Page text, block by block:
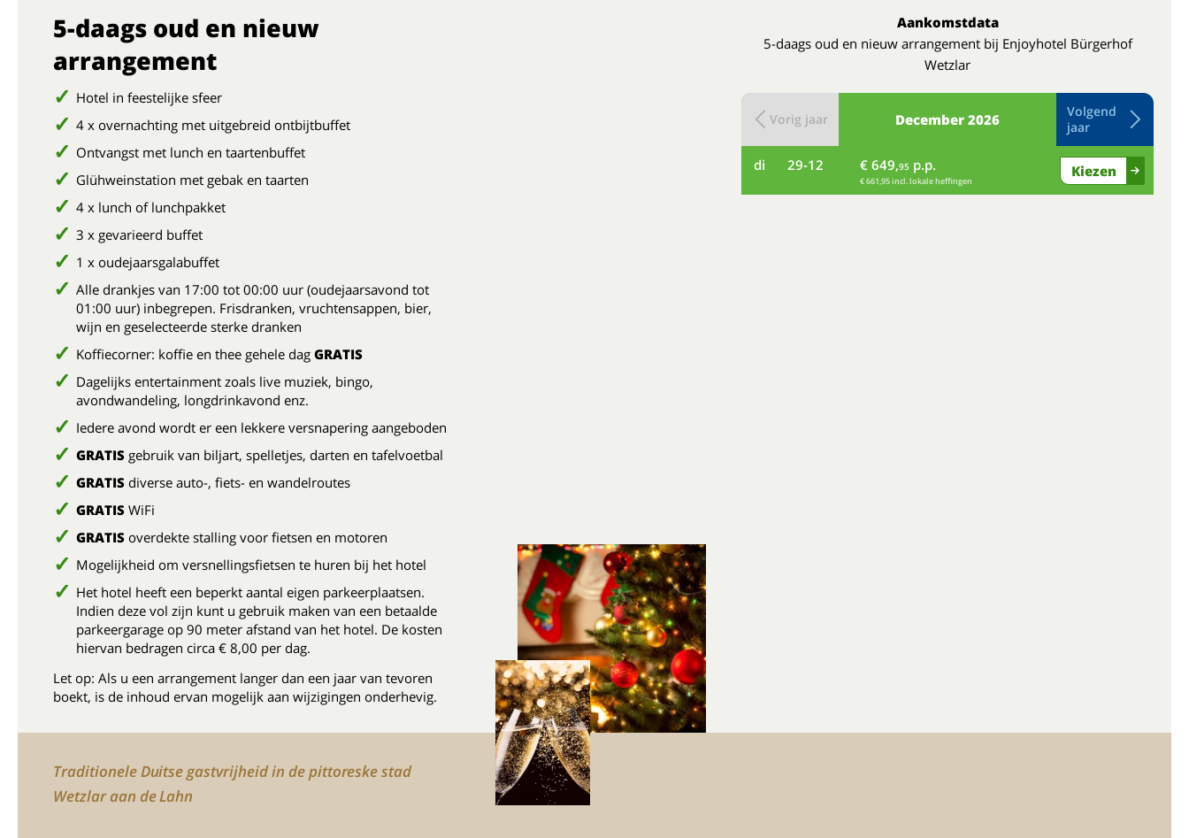
5-daags oud en nieuw
arrangement
Hotel in feestelijke sfeer
4 x overnachting met uitgebreid ontbijtbuffet
Ontvangst met lunch en taartenbuffet
Glühweinstation met gebak en taarten
4 x lunch of lunchpakket
3 x gevarieerd buffet
1 x oudejaarsgalabuffet
Alle drankjes van 17:00 tot 00:00 uur (oudejaarsavond tot
01:00 uur) inbegrepen. Frisdranken, vruchtensappen, bier,
wijn en geselecteerde sterke dranken
Koffiecorner: koffie en thee gehele dag GRATIS
Dagelijks entertainment zoals live muziek, bingo,
avondwandeling, longdrinkavond enz.
Iedere avond wordt er een lekkere versnapering aangeboden
GRATIS gebruik van biljart, spelletjes, darten en tafelvoetbal
GRATIS diverse auto-, fiets- en wandelroutes
GRATIS WiFi
GRATIS overdekte stalling voor fietsen en motoren
Mogelijkheid om versnellingsfietsen te huren bij het hotel
Het hotel heeft een beperkt aantal eigen parkeerplaatsen.
Indien deze vol zijn kunt u gebruik maken van een betaalde
parkeergarage op 90 meter afstand van het hotel. De kosten
hiervan bedragen circa € 8,00 per dag.
Let op: Als u een arrangement langer dan een jaar van tevoren
boekt, is de inhoud ervan mogelijk aan wijzigingen onderhevig.
Aankomstdata
5-daags oud en nieuw arrangement bij Enjoyhotel Bürgerhof
Wetzlar
December 2026
Vorig jaar
Volgend
jaar
di 29-12 € 649,95 p.p.
€ 661,95 incl. lokale heffingen
Kiezen
Traditionele Duitse gastvrijheid in de pittoreske stad
Wetzlar aan de Lahn